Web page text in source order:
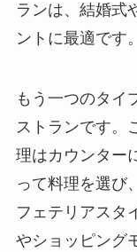
ランは、結婚式
ントに最適です。
もう一つのタイ
ストランです。
理はカウンター
って料理を選び
フェテリアスタ
やショッピング